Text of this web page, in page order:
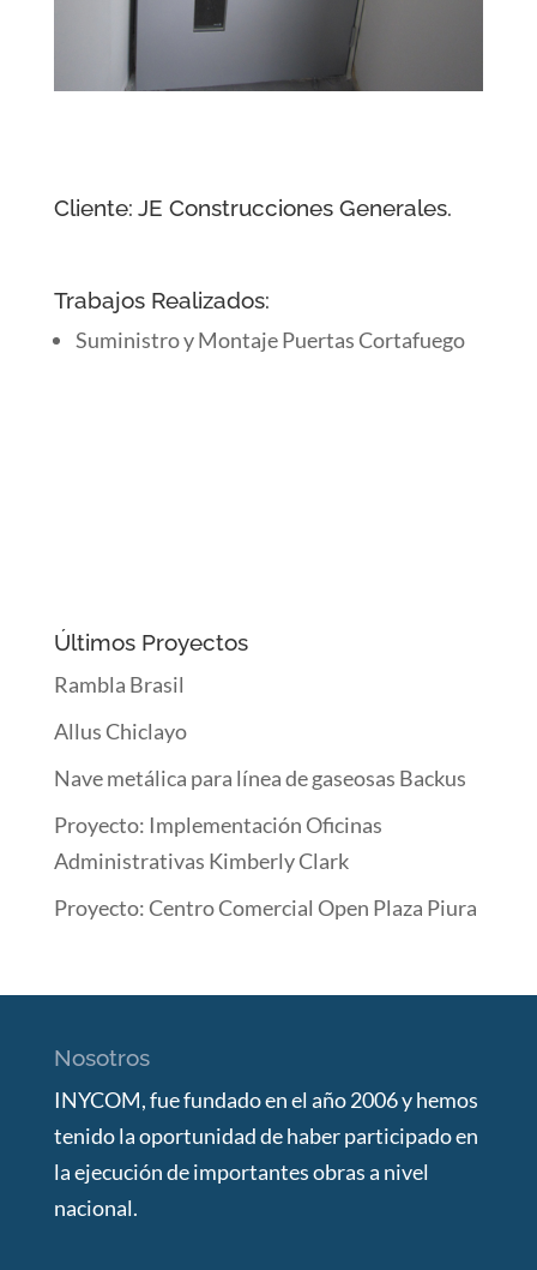
Cliente: JE Construcciones Generales.
Trabajos Realizados:
Suministro y Montaje Puertas Cortafuego
Últimos Proyectos
Rambla Brasil
Allus Chiclayo
Nave metálica para línea de gaseosas Backus
Proyecto: Implementación Oficinas
Administrativas Kimberly Clark
Proyecto: Centro Comercial Open Plaza Piura
Nosotros
INYCOM, fue fundado en el año 2006 y hemos
tenido la oportunidad de haber participado en
la ejecución de importantes obras a nivel
nacional.